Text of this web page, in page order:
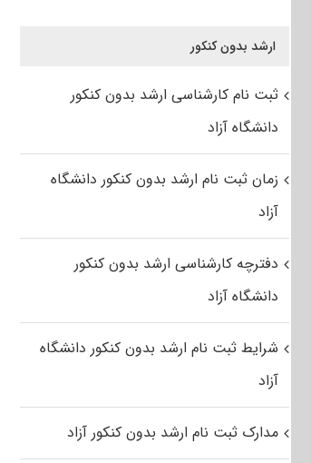
ارشد بدون کنکور
ثبت نام کارشناسی ارشد بدون کنکور
دانشگاه آزاد
زمان ثبت نام ارشد بدون کنکور دانشگاه
آزاد
دفترچه کارشناسی ارشد بدون کنکور
دانشگاه آزاد
شرایط ثبت نام ارشد بدون کنکور دانشگاه
آزاد
مدارک ثبت نام ارشد بدون کنکور آزاد